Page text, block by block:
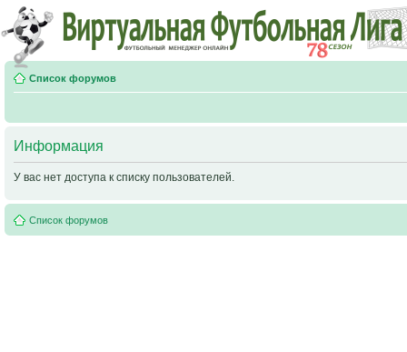
Список форумов
Информация
У вас нет доступа к списку пользователей.
Список форумов